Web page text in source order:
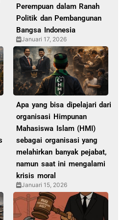
Perempuan dalam Ranah
Politik dan Pembangunan
Bangsa Indonesia
Januari 17, 2026
Apa yang bisa dipelajari dari
organisasi Himpunan
Mahasiswa Islam (HMI)
sebagai organisasi yang
melahirkan banyak pejabat,
namun saat ini mengalami
krisis moral
Januari 15, 2026